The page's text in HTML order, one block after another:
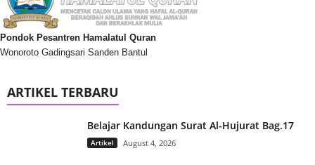
Pondok Pesantren Hamalatul Quran
Wonoroto Gadingsari Sanden Bantul
ARTIKEL TERBARU
Belajar Kandungan Surat Al-Hujurat Bag.17
Artikel August 4, 2026